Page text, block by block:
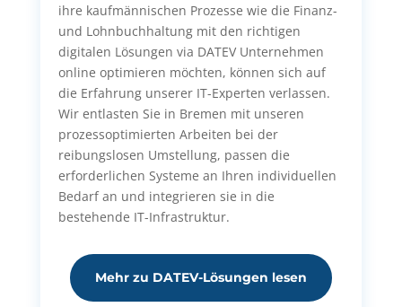
ihre kaufmännischen Prozesse wie die Finanz-
und Lohnbuchhaltung mit den richtigen
digitalen Lösungen via DATEV Unternehmen
online optimieren möchten, können sich auf
die Erfahrung unserer IT-Experten verlassen.
Wir entlasten Sie in Bremen mit unseren
prozessoptimierten Arbeiten bei der
reibungslosen Umstellung, passen die
erforderlichen Systeme an Ihren individuellen
Bedarf an und integrieren sie in die
bestehende IT-Infrastruktur.
Mehr zu DATEV-Lösungen lesen